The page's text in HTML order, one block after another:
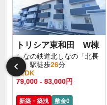
トリシア東和田 W棟
しなの鉄道北しなの「北長
野」駅徒歩26分
1LDK
79,000 - 83,000円
新築・築浅
敷金0